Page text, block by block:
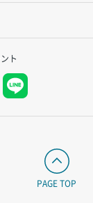
ト
PAGE TOP